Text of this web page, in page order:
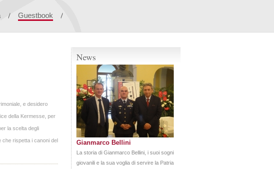
Guestbook
e desidero
della Kermesse, per
la scelta degli
che rispetta i canoni del
News
Gianmarco Bellini
La storia di Gianmarco Bellini, i suoi sogni
giovanili e la sua voglia di servire la Patria